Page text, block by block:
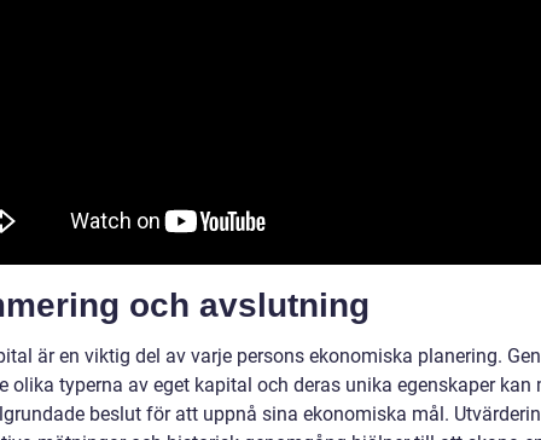
och avslutning
är en viktig del av varje persons ekonomiska planering.
olika typerna av eget kapital och deras unika egenskaper kan
beslut för att uppnå sina ekonomiska mål.